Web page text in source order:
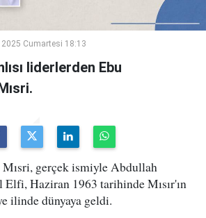
Cumartesi 18:13
liderlerden Ebu
gerçek ismiyle Abdullah
Haziran 1963 tarihinde Mısır'ın
ilinde dünyaya geldi.